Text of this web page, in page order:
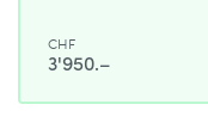
CHF
3'950.–